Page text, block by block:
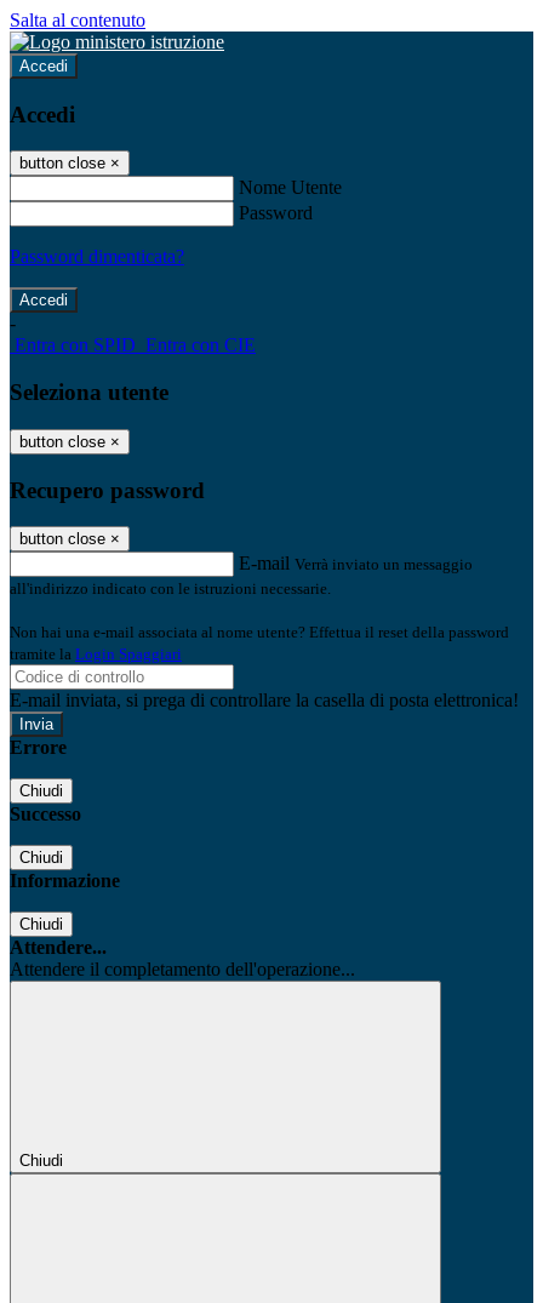
Salta al contenuto
Accedi
Accedi
button close ×
Nome Utente
Password
Password dimenticata?
-
Entra con SPID Entra con CIE
Seleziona utente
button close ×
Recupero password
button close ×
E-mail Verrà inviato un messaggio
all'indirizzo indicato con le istruzioni necessarie.
Non hai una e-mail associata al nome utente? Effettua il reset della password
tramite la Login Spaggiari
E-mail inviata, si prega di controllare la casella di posta elettronica!
Errore
Chiudi
Successo
Chiudi
Informazione
Chiudi
Attendere...
Attendere il completamento dell'operazione...
Chiudi